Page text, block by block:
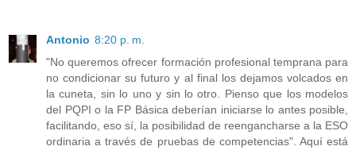
Antonio 8:20 p. m.
"No queremos ofrecer formación profesional temprana para
no condicionar su futuro y al final los dejamos volcados en
la cuneta, sin lo uno y sin lo otro. Pienso que los modelos
del PQPI o la FP Básica deberían iniciarse lo antes posible,
facilitando, eso sí, la posibilidad de reengancharse a la ESO
ordinaria a través de pruebas de competencias". Aquí está